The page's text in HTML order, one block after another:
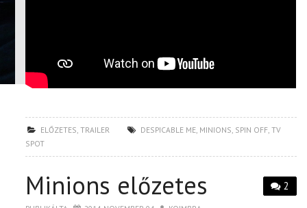
ELŐZETES,TRAILER DESPICABLE ME, MINIONS, SPIN OFF,TV
SPOT
2
Minions előzetes